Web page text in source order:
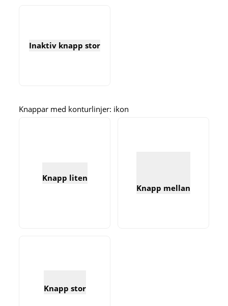
Inaktiv knapp stor
Knappar med konturlinjer: ikon
Knapp liten
Knapp mellan
Knapp stor